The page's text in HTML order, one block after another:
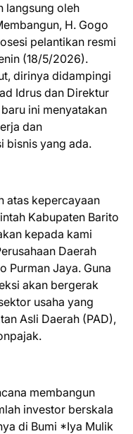
langsung oleh
H. Gogo
pelantikan resmi
(18/5/2026).
dirinya didampingi
Idrus dan Direktur
ini menyatakan
dan
bisnis yang ada.
atas kepercayaan
Kabupaten Barito
kepada kami
Daerah
Purman Jaya. Guna
akan bergerak
usaha yang
Asli Daerah (PAD),
membangun
investor berskala
di Bumi *Iya Mulik